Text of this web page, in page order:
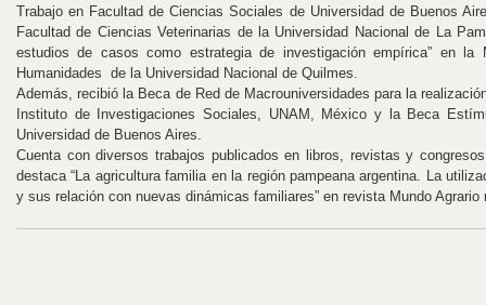
Trabajo en Facultad de Ciencias Sociales de Universidad de Buenos
Facultad de Ciencias Veterinarias de la Universidad Nacional de La
estudios de casos como estrategia de investigación empírica” en la
Humanidades de la Universidad Nacional de Quilmes.
Además, recibió la Beca de Red de Macrouniversidades para la
Instituto de Investigaciones Sociales, UNAM, México y la Beca
Universidad de Buenos Aires.
Cuenta con diversos trabajos publicados en libros, revistas y
destaca “La agricultura familia en la región pampeana argentina. La
y sus relación con nuevas dinámicas familiares” en revista Mundo Agrario